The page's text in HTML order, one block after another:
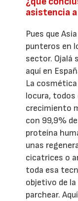
asistencia
Pues que
punteros en
sector. Ojalá
aquí en
La
locura,
crecimiento
con 99,9%
proteína
unas
cicatrices o
toda esa
objetivo de
parchear.